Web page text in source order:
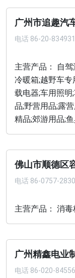
广州市追趣汽
电话 86-20-
主营产品： 自
冷暖箱;越野车
载电器;车用照明
品;野营用品;露
精品;郊游用品;鱼
佛山市顺德区
电话 86-0757-
主营产品： 消毒
广州精鑫电业
电话 86-020-